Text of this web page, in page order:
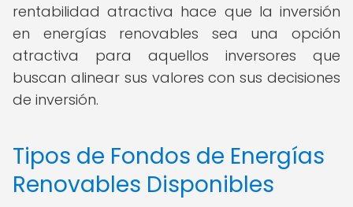
rentabilidad atractiva hace que la inversión
en energías renovables sea una opción
atractiva para aquellos inversores que
buscan alinear sus valores con sus decisiones
de inversión.
Tipos de Fondos de Energías
Renovables Disponibles